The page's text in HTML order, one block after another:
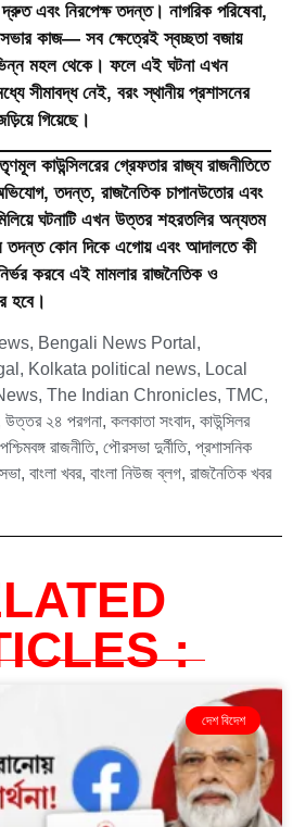
এবং নিরপেক্ষ তদন্ত। নাগরিক পরিষেবা,
কাজ— সব ক্ষেত্রেই স্বচ্ছতা বজায়
মহল থেকে। ফলে এই ঘটনা এখন
সীমাবদ্ধ নেই, বরং স্থানীয় প্রশাসনের
গিয়েছে।
কাউন্সিলরের গ্রেফতার রাজ্য রাজনীতিতে
তদন্ত, রাজনৈতিক চাপানউতোর এবং
ঘটনাটি এখন উত্তর শহরতলির অন্যতম
তদন্ত কোন দিকে এগোয় এবং আদালতে কী
করবে এই মামলার রাজনৈতিক ও
হবে।
, Bengali News Portal ,
, Kolkata political news, Local
, The Indian Chronicles, TMC,
উত্তর ২৪ পরগনা, কলকাতা সংবাদ, কাউন্সিলর
পশ্চিমবঙ্গ রাজনীতি, পৌরসভা দুর্নীতি, প্রশাসনিক
, বাংলা খবর, বাংলা নিউজ ব্লগ, রাজনৈতিক খবর
:
দেশ বিদেশ